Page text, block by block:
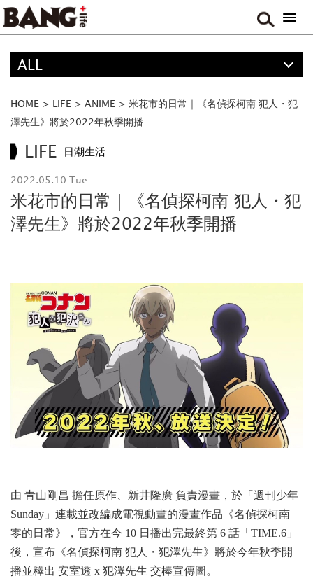
ALL
FOOD
MOVIE & DRAMA
MUSIC
GAME
HOME > LIFE > ANIME > 米花市的日常｜《名偵探柯南 犯人・犯
澤先生》將於2022年秋季開播
LIFE 日潮生活
2022.05.10 Tue
米花市的日常｜《名偵探柯南 犯人・犯
澤先生》將於2022年秋季開播
由 青山剛昌 擔任原作、新井隆廣 負責漫畫，於「週刊少年
Sunday」連載並改編成電視動畫的漫畫作品《名偵探柯南
零的日常》，官方在今 10 日播出完最終第 6 話「TIME.6」
後，宣布《名偵探柯南 犯人・犯澤先生》將於今年秋季開
播並釋出 安室透 x 犯澤先生 交棒宣傳圖。